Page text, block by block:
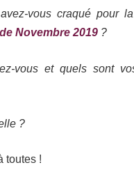
vous craqué pour la
Novembre 2019 ?
vous et quels sont
?
toutes !